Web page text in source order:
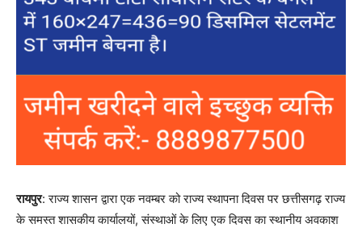
रायपुर: राज्य शासन द्वारा एक नवम्बर को राज्य स्थापना दिवस पर छत्तीसगढ़ राज्य
के समस्त शासकीय कार्यालयों, संस्थाओं के लिए एक दिवस का स्थानीय अवकाश